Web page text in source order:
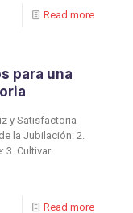
Read more
para una
y Satisfactoria
la Jubilación: 2.
3. Cultivar
Read more